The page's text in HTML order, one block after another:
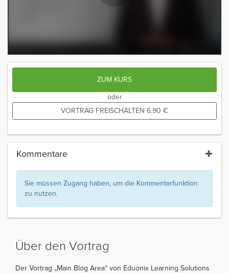
ZUM KURS
oder
VORTRAG FREISCHALTEN 6,90 €
Kommentare
Sie müssen Zugang haben, um die Kommentarfunktion
zu nutzen.
Über den Vortrag
Der Vortrag „Main Blog Area“ von Eduonix Learning Solutions